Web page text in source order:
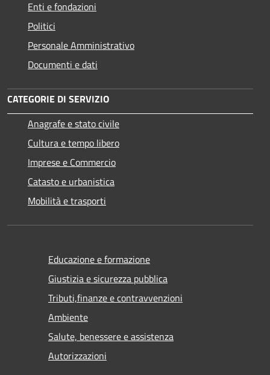
Enti e fondazioni
Politici
Personale Amministrativo
Documenti e dati
CATEGORIE DI SERVIZIO
Anagrafe e stato civile
Cultura e tempo libero
Imprese e Commercio
Catasto e urbanistica
Mobilità e trasporti
Educazione e formazione
Giustizia e sicurezza pubblica
Tributi,finanze e contravvenzioni
Ambiente
Salute, benessere e assistenza
Autorizzazioni